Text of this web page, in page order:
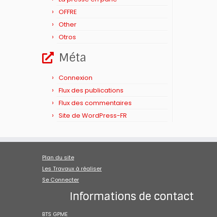
OFFRE
Other
Otros
Méta
Connexion
Flux des publications
Flux des commentaires
Site de WordPress-FR
Plan du site
Les Travaux à réaliser
Se Connecter
Informations de contact
BTS GPME